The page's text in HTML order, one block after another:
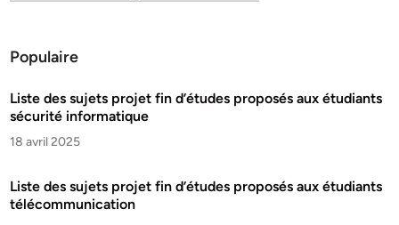
Populaire
Liste des sujets projet fin d’études proposés aux étudiants
sécurité informatique
18 avril 2025
Liste des sujets projet fin d’études proposés aux étudiants
télécommunication